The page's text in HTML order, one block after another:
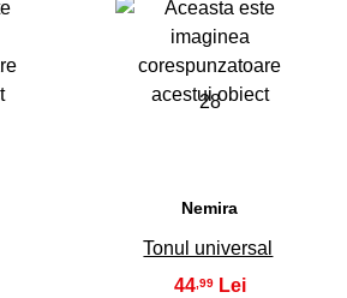
28
Nemira
Tonul universal
44 ,99